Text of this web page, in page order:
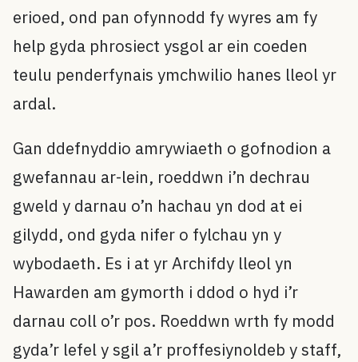
erioed, ond pan ofynnodd fy wyres am fy
help gyda phrosiect ysgol ar ein coeden
teulu penderfynais ymchwilio hanes lleol yr
ardal.
Gan ddefnyddio amrywiaeth o gofnodion a
gwefannau ar-lein, roeddwn i’n dechrau
gweld y darnau o’n hachau yn dod at ei
gilydd, ond gyda nifer o fylchau yn y
wybodaeth. Es i at yr Archifdy lleol yn
Hawarden am gymorth i ddod o hyd i’r
darnau coll o’r pos. Roeddwn wrth fy modd
gyda’r lefel y sgil a’r proffesiynoldeb y staff,